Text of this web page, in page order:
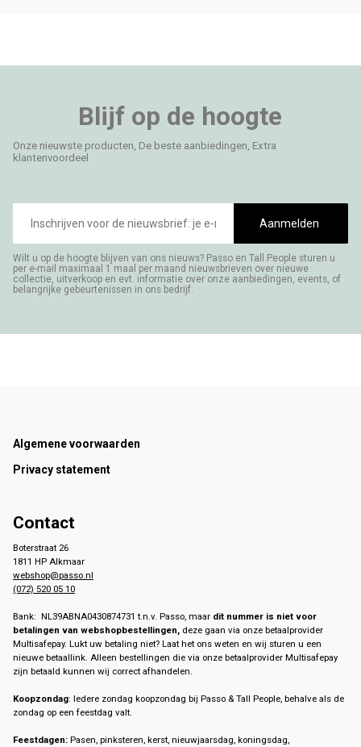
Blijf op de hoogte
Onze nieuwste producten, De beste aanbiedingen, Extra
klantenvoordeel
mailadres
Aanmelden
Wilt u op de hoogte blijven van ons nieuws? Passo en Tall People sturen u
per e-mail maximaal 1 maal per maand nieuwsbrieven over nieuwe
collectie, uitverkoop en evt. informatie over onze aanbiedingen, events, of
belangrijke gebeurtenissen in ons bedrijf.
Footer
Algemene voorwaarden
Privacy statement
Contact
Boterstraat 26
1811 HP Alkmaar
webshop@passo.nl
(072) 520 05 10
Bank: NL39ABNA0430874731 t.n.v. Passo, maar dit nummer is niet voor
betalingen van webshopbestellingen, deze gaan via onze betaalprovider
Multisafepay. Lukt uw betaling niet? Laat het ons weten en wij sturen u een
nieuwe betaallink. Alleen bestellingen die via onze betaalprovider Multisafepay
zijn betaald kunnen wij correct afhandelen.
Koopzondag: Iedere zondag koopzondag bij Passo & Tall People, behalve als de
zondag op een feestdag valt.
Feestdagen: Pasen, pinksteren, kerst, nieuwjaarsdag, koningsdag,